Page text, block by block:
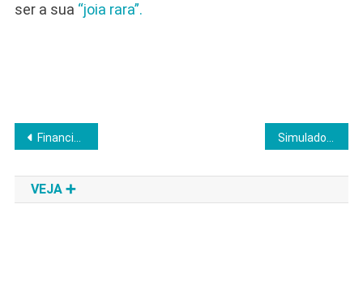
ser a sua “joia rara”.
Navegação
de
Post
Financiamento de imóvel para autônomos
VEJA ➕